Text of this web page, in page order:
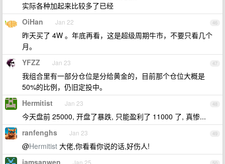
实际各种加起来比较多了已经
46
OiHan Jan 22
昨天买了 4W 。年底再看，这是超级周期牛市，不要只看几个
月。
47
YFZZ Jan 23
我组合里有一部分仓位是分给黄金的，目前那个仓位大概是
50%的比例，仍旧定投中。
48
Hermitist Jan 23
今天盘前 25000, 开盘了暴跌, 只能盈利了 11000 了, 真惨...
49
ranfenghs Jan 23
@Hermitist 大佬,你看看你说的话,好伤人!
iamsanwen Jan 25